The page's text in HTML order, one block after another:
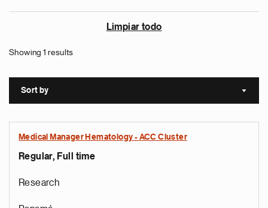
Limpiar todo
Showing 1 results
Sort by Sort
Medical Manager Hematology - ACC Cluster
Regular, Full time
Research